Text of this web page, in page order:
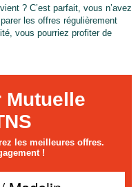
? C’est parfait, vous n’avez
les offres régulièrement
vous pourriez profiter de
Mutuelle
les meilleures offres.
!